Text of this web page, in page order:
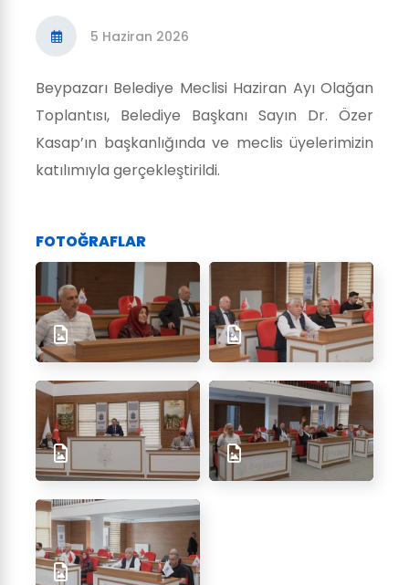
5 Haziran 2026
Beypazarı Belediye Meclisi Haziran Ayı Olağan
Toplantısı, Belediye Başkanı Sayın Dr. Özer
Kasap’ın başkanlığında ve meclis üyelerimizin
katılımıyla gerçekleştirildi.
FOTOĞRAFLAR